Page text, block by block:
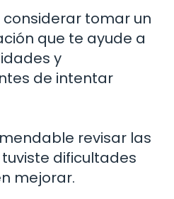
tomar un
que te ayude a
y
de intentar
revisar las
dificultades
mejorar.